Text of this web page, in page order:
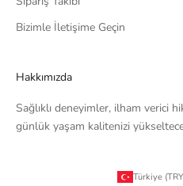
Bizimle İletişime Geçin
Hakkımızda
Sağlıklı deneyimler, ilham verici
günlük yaşam kalitenizi